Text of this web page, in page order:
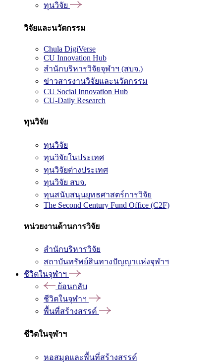
ทุนวิจัย
วิจัยและนวัตกรรม
Chula DigiVerse
CU Innovation Hub
สำนักบริหารวิจัยจุฬาฯ (สบจ.)
ข่าวสารงานวิจัยและนวัตกรรม
CU Social Innovation Hub
CU-Daily Research
ทุนวิจัย
ทุนวิจัย
ทุนวิจัยในประเทศ
ทุนวิจัยต่างประเทศ
ทุนวิจัย สบจ.
ทุนสนับสนุนยุทธศาสตร์การวิจัย
The Second Century Fund Office (C2F)
หน่วยงานด้านการวิจัย
สำนักบริหารวิจัย
สถาบันทรัพย์สินทางปัญญาแห่งจุฬาฯ
ชีวิตในจุฬาฯ
ย้อนกลับ
ชีวิตในจุฬาฯ
พื้นที่สร้างสรรค์
ชีวิตในจุฬาฯ
หอสมุดและพื้นที่สร้างสรรค์